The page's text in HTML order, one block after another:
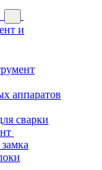
и
аппаратов
сварки